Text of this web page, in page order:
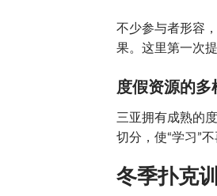
不少参与者形容
果。这里第一次
度假资源的多
三亚拥有成熟的
切分，使“学习”不
冬季扑克